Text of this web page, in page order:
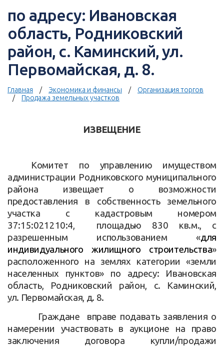
по адресу: Ивановская
область, Родниковский
район, с. Каминский, ул.
Первомайская, д. 8.
Главная Экономика и финансы
Организация торгов
Продажа земельных участков
ИЗВЕЩЕНИЕ
Комитет по управлению имуществом
администрации Родниковского муниципального
района извещает о возможности
предоставления в собственность земельного
участка с кадастровым номером
37:15:021210:4, площадью 830 кв.м., с
разрешенным использованием «для
индивидуального жилищного строительства»
расположенного на землях категории «земли
населенных пунктов» по адресу: Ивановская
область, Родниковский район, с. Каминский,
ул. Первомайская, д. 8.
Граждане вправе подавать заявления о
намерении участвовать в аукционе на право
заключения договора купли/продажи